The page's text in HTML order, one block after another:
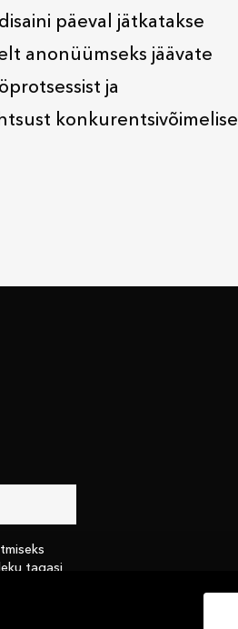
päeval jätkatakse
anonüümseks jäävate
ja
konkurentsivõimelise
tagasi